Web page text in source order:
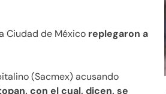
Ciudad de México replegaron a
(Sacmex) acusando
con el cual, dicen, se